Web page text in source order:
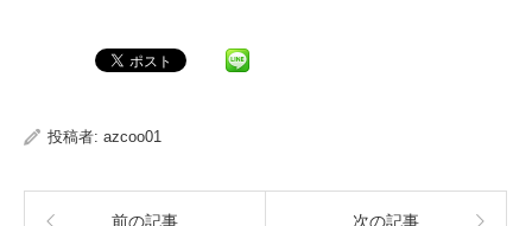
投稿者: azcoo01
前の記事 次の記事